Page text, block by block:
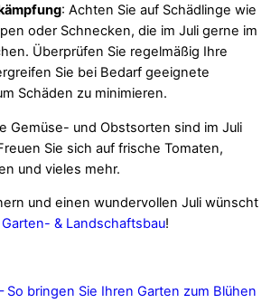
: Achten Sie auf Schädlinge wie
oder Schnecken, die im Juli gerne im
Überprüfen Sie regelmäßig Ihre
Sie bei Bedarf geeignete
Schäden zu minimieren.
Gemüse- und Obstsorten sind im Juli
Sie sich auf frische Tomaten,
und vieles mehr.
und einen wundervollen Juli wünscht
Garten- & Landschaftsbau!
So bringen Sie Ihren Garten zum Blühen